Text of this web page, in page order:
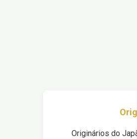
Originários do